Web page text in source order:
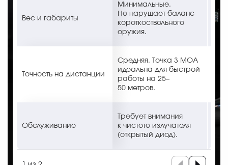
Вес и габариты
Минимальные.
Не нарушает баланс
короткоствольного
оружия.
Точность на дистанции
Средняя. Точка 3 MOA
идеальна для быстрой
работы на 25–
50 метров.
Обслуживание
Требует внимания
к чистоте излучателя
(открытый диод).